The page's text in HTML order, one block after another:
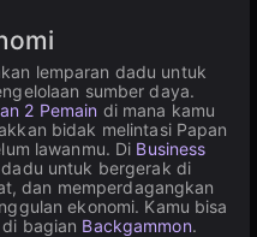
lemparan dadu untuk
sumber daya.
2 Pemain di mana kamu
bidak melintasi Papan
lawanmu. Di Business
untuk bergerak di
dan memperdagangkan
ekonomi. Kamu bisa
bagian Backgammon.